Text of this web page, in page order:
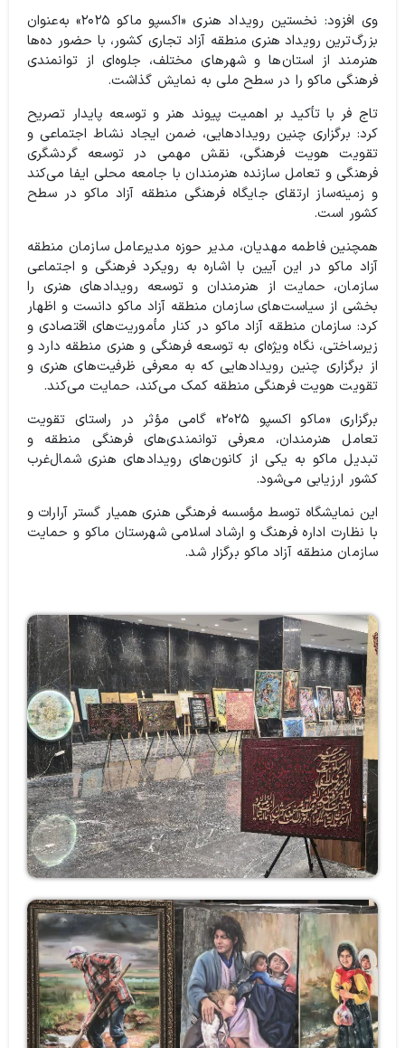
وی افزود: نخستین رویداد هنری «اکسپو ماکو ۲۰۲۵» به‌عنوان
بزرگ‌ترین رویداد هنری منطقه آزاد تجاری کشور، با حضور ده‌ها
هنرمند از استان‌ها و شهرهای مختلف، جلوه‌ای از توانمندی
فرهنگی ماکو را در سطح ملی به نمایش گذاشت.
تاج فر با تأکید بر اهمیت پیوند هنر و توسعه پایدار تصریح
کرد: برگزاری چنین رویدادهایی، ضمن ایجاد نشاط اجتماعی و
تقویت هویت فرهنگی، نقش مهمی در توسعه گردشگری
فرهنگی و تعامل سازنده هنرمندان با جامعه محلی ایفا می‌کند
و زمینه‌ساز ارتقای جایگاه فرهنگی منطقه آزاد ماکو در سطح
کشور است.
همچنین فاطمه مهدیان، مدیر حوزه مدیرعامل سازمان منطقه
آزاد ماکو در این آیین با اشاره به رویکرد فرهنگی و اجتماعی
سازمان، حمایت از هنرمندان و توسعه رویدادهای هنری را
بخشی از سیاست‌های سازمان منطقه آزاد ماکو دانست و اظهار
کرد: سازمان منطقه آزاد ماکو در کنار مأموریت‌های اقتصادی و
زیرساختی، نگاه ویژه‌ای به توسعه فرهنگی و هنری منطقه دارد و
از برگزاری چنین رویدادهایی که به معرفی ظرفیت‌های هنری و
تقویت هویت فرهنگی منطقه کمک می‌کند، حمایت می‌کند.
برگزاری «ماکو اکسپو ۲۰۲۵» گامی مؤثر در راستای تقویت
تعامل هنرمندان، معرفی توانمندی‌های فرهنگی منطقه و
تبدیل ماکو به یکی از کانون‌های رویدادهای هنری شمال‌غرب
کشور ارزیابی می‌شود.
این نمایشگاه توسط مؤسسه فرهنگی هنری همیار گستر آرارات و
با نظارت اداره فرهنگ و ارشاد اسلامی شهرستان ماکو و حمایت
سازمان منطقه آزاد ماکو برگزار شد.